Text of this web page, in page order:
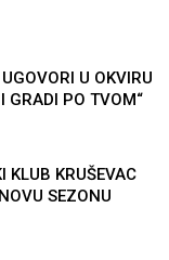
U OKVIRU
GRADI PO TVOM“
KLUB KRUŠEVAC
SEZONU